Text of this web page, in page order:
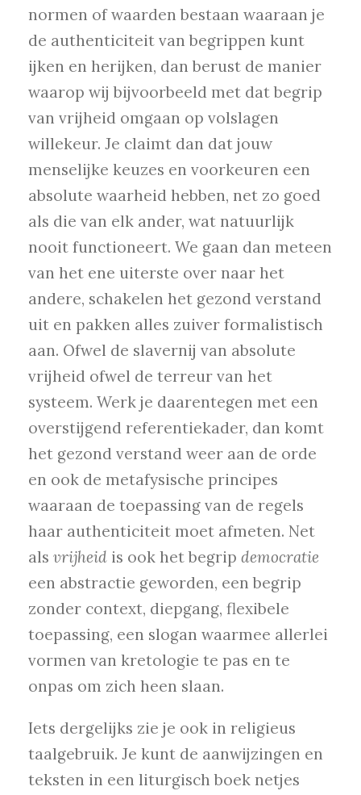
normen of waarden bestaan waaraan je
de authenticiteit van begrippen kunt
ijken en herijken, dan berust de manier
waarop wij bijvoorbeeld met dat begrip
van vrijheid omgaan op volslagen
willekeur. Je claimt dan dat jouw
menselijke keuzes en voorkeuren een
absolute waarheid hebben, net zo goed
als die van elk ander, wat natuurlijk
nooit functioneert. We gaan dan meteen
van het ene uiterste over naar het
andere, schakelen het gezond verstand
uit en pakken alles zuiver formalistisch
aan. Ofwel de slavernij van absolute
vrijheid ofwel de terreur van het
systeem. Werk je daarentegen met een
overstijgend referentiekader, dan komt
het gezond verstand weer aan de orde
en ook de metafysische principes
waaraan de toepassing van de regels
haar authenticiteit moet afmeten. Net
als vrijheid is ook het begrip democratie
een abstractie geworden, een begrip
zonder context, diepgang, flexibele
toepassing, een slogan waarmee allerlei
vormen van kretologie te pas en te
onpas om zich heen slaan.
Iets dergelijks zie je ook in religieus
taalgebruik. Je kunt de aanwijzingen en
teksten in een liturgisch boek netjes